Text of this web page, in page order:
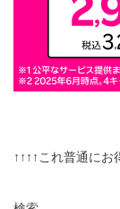
↑↑↑↑これ普通にお